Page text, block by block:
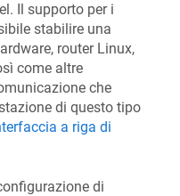
Il supporto per i
stabilire una
router Linux,
come altre
che
di questo tipo
a riga di
di